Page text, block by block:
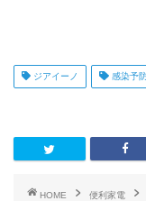
ジアイーノ 感染予
HOME
便利家電